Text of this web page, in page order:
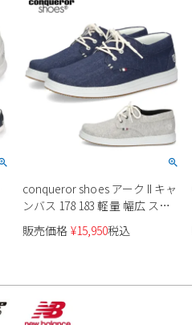
conqueror shoes アーク II キャ
ンバス 178 183 軽量 幅広 スニ
ーカー メンズ
販売価格 ¥15,950税込